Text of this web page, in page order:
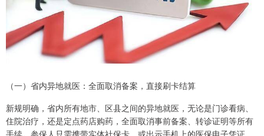
（一）省内异地就医：全面取消备案，直接刷卡结算
新规明确，省内所有地市、区县之间的异地就医，无论是门诊看病、
住院治疗，还是定点药店购药，全面取消事前备案、转诊证明等所有
手续。参保人只需携带实体社保卡，或出示手机上的医保电子凭证，